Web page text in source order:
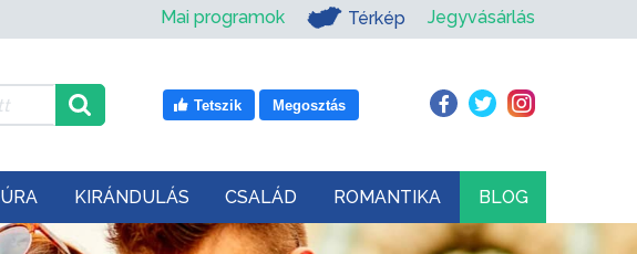
Mai programok Térkép Jegyvásárlás
Tetszik Megosztás
KIRÁNDULÁS CSALÁD ROMANTIKA BLOG